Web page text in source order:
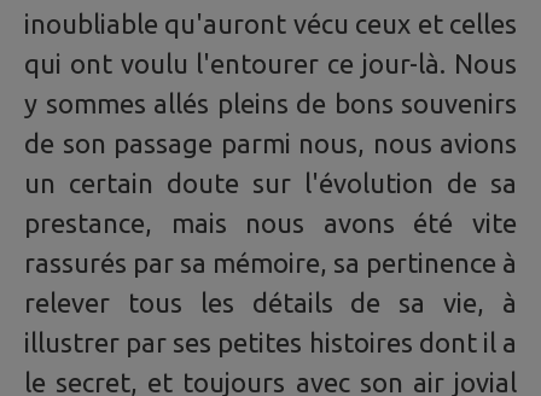
inoubliable qu'auront vécu ceux et celles
qui ont voulu l'entourer ce jour-là. Nous
y sommes allés pleins de bons souvenirs
de son passage parmi nous, nous avions
un certain doute sur l'évolution de sa
prestance, mais nous avons été vite
rassurés par sa mémoire, sa pertinence à
relever tous les détails de sa vie, à
illustrer par ses petites histoires dont il a
le secret, et toujours avec son air jovial